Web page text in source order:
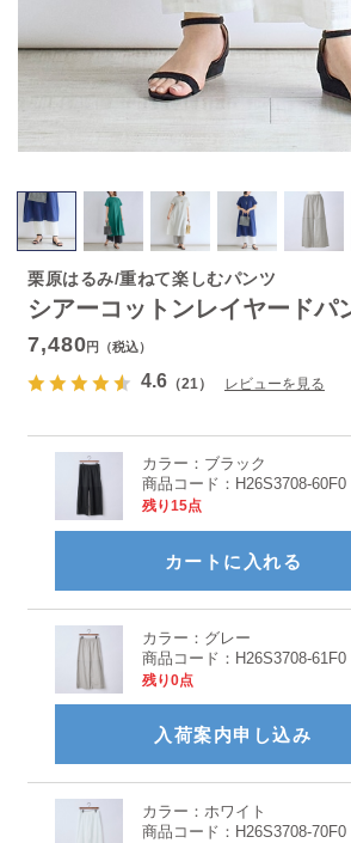
シアーコットンレイヤードパ
栗原はるみ/重ねて楽しむパンツ
7,480円（税込）
4.6（21） レビューを見る
カラー： ブラック
商品コード： H26S3708-60F0
残り15点
カートに入れる
カラー： グレー
商品コード： H26S3708-61F0
残り0点
入荷案内申し込み
カラー：ホワイト
商品コード： H26S3708-70F0